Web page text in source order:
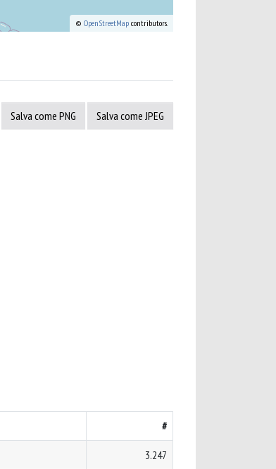
© OpenStreetMap contributors.
Salva come PNG Salva come JPEG
#
3.247